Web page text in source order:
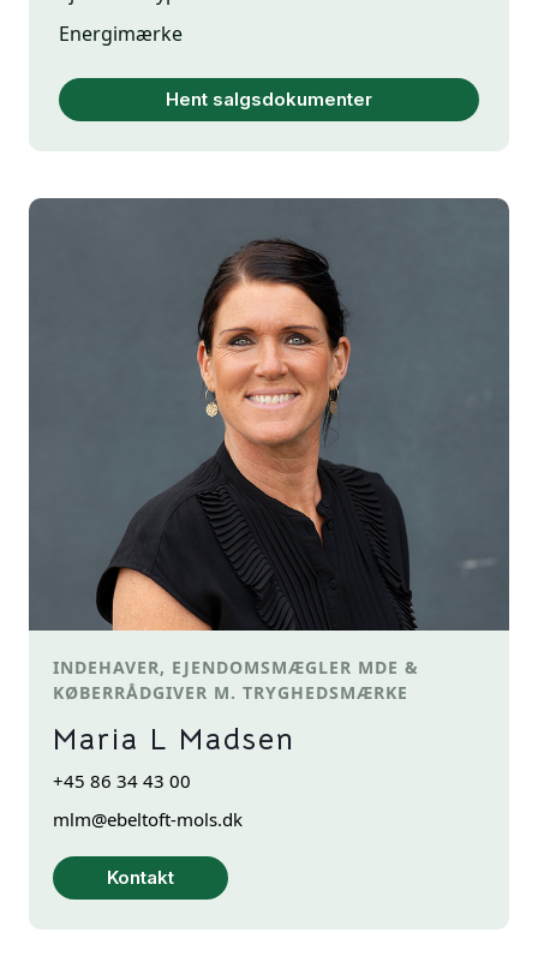
Energimærke
Hent salgsdokumenter
INDEHAVER, EJENDOMSMÆGLER MDE &
KØBERRÅDGIVER M. TRYGHEDSMÆRKE
Maria L Madsen
+45 86 34 43 00
mlm@ebeltoft-mols.dk
Kontakt